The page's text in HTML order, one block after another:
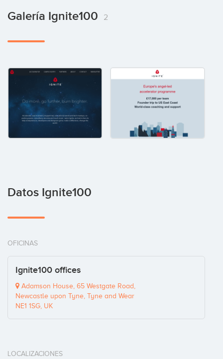
Galería Ignite100 2
Datos Ignite100
OFICINAS
Ignite100 offices
Adamson House, 65 Westgate Road,
Newcastle upon Tyne, Tyne and Wear
NE1 1SG, UK
LOCALIZACIONES